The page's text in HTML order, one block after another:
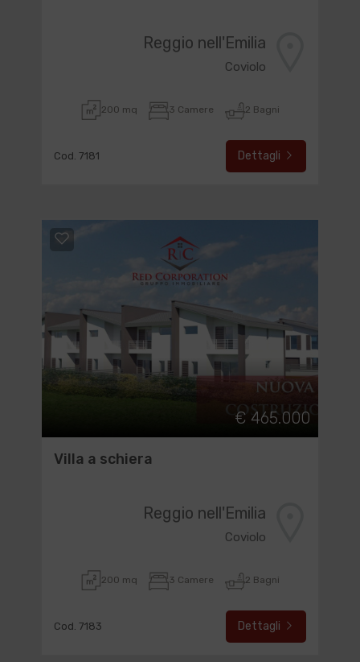
Reggio nell'Emilia
Coviolo
200 mq 3 Camere 2 Bagni
Cod. 7181 Dettagli
€ 465.000
Villa a schiera
Reggio nell'Emilia
Coviolo
200 mq 3 Camere 2 Bagni
Cod. 7183 Dettagli